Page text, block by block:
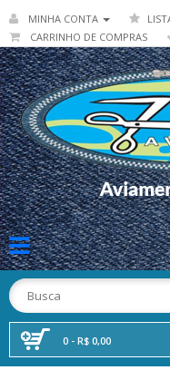
MINHA CONTA
CARRINHO DE COMPRAS
0 - R$ 0,00